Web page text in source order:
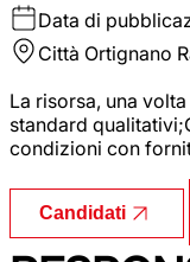
Data di
Città Ortignano
La risorsa, una
standard
condizioni con
Candidati